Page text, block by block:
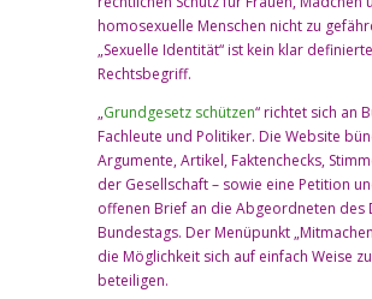
homosexuelle Menschen nicht zu
„Sexuelle Identität“ ist kein klar
Rechtsbegriff.
„Grundgesetz schützen“ richtet sich an
Fachleute und Politiker. Die Website
Argumente, Artikel, Faktenchecks,
der Gesellschaft – sowie eine Petition
offenen Brief an die Abgeordneten des
Bundestags. Der Menüpunkt
die Möglichkeit sich auf einfach Weise zu
beteiligen.